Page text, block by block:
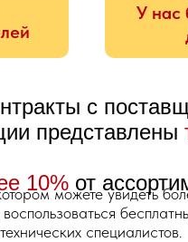
У нас
с
представлены
10% от
можете увидеть
специалистов.